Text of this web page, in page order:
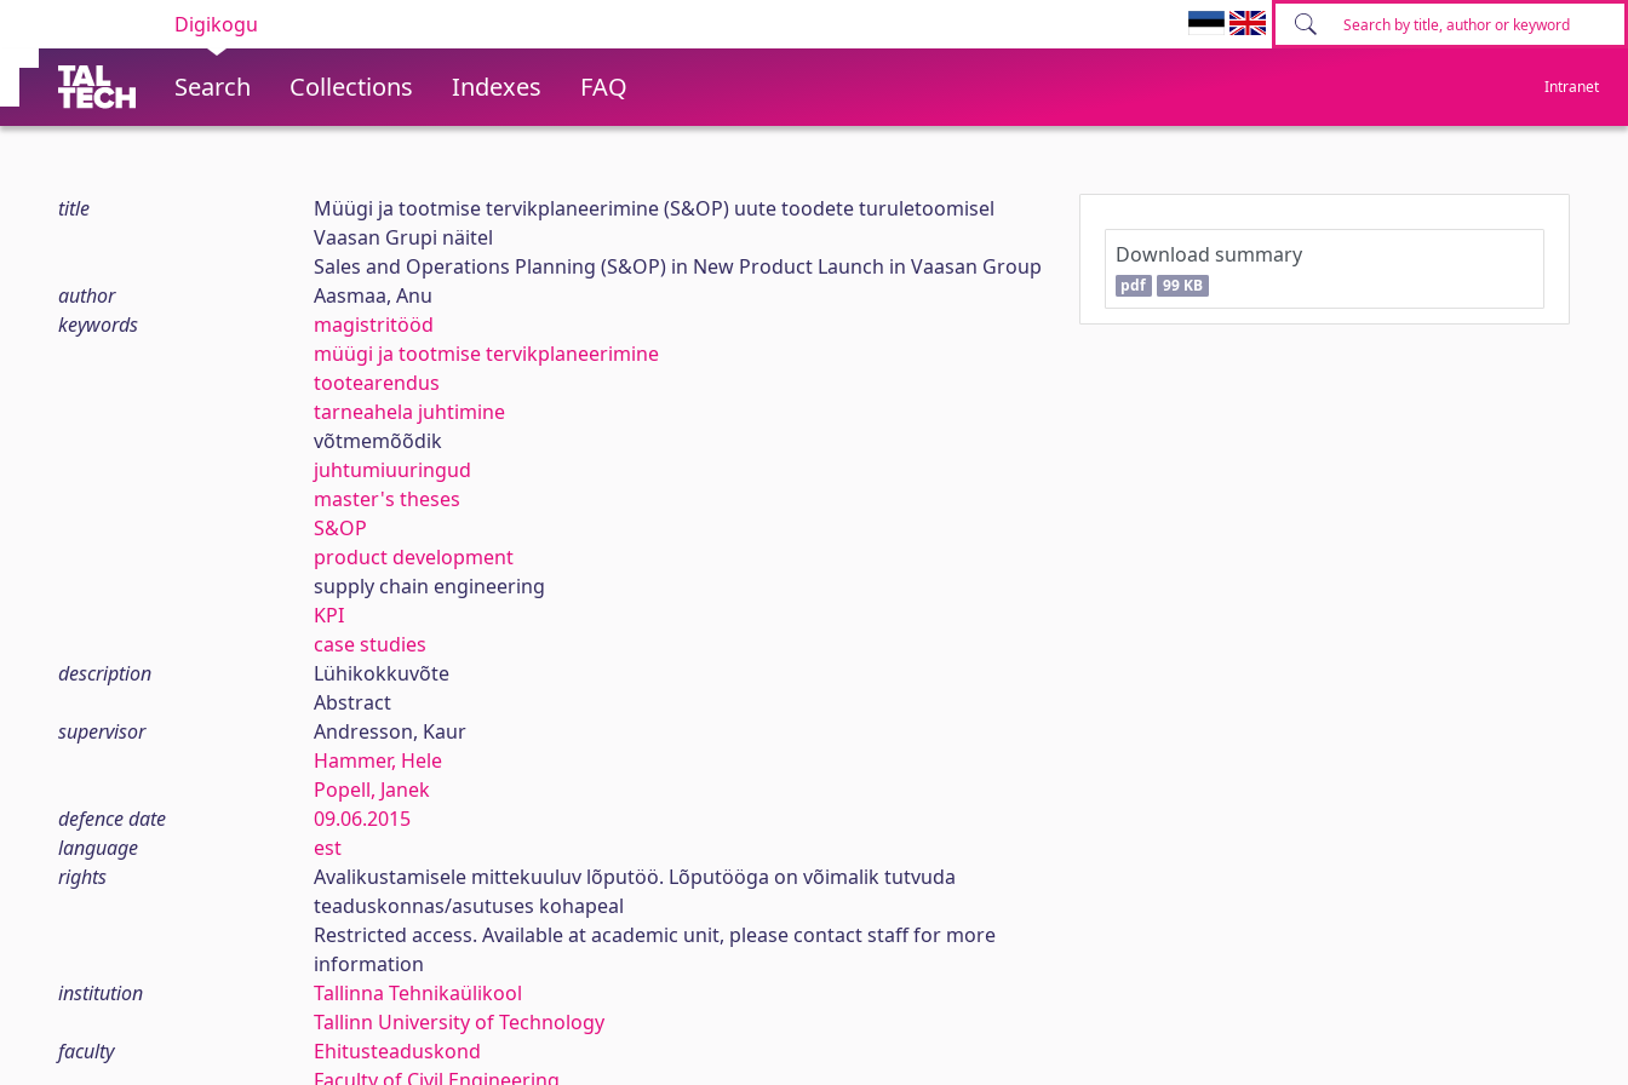
Digikogu
Search Collections Indexes FAQ Intranet
title
Müügi ja tootmise tervikplaneerimine (S&OP) uute toodete turuletoomisel
Vaasan Grupi näitel
Sales and Operations Planning (S&OP) in New Product Launch in Vaasan Group
author
Aasmaa, Anu
keywords
magistritööd
müügi ja tootmise tervikplaneerimine
tootearendus
tarneahela juhtimine
võtmemõõdik
juhtumiuuringud
master's theses
S&OP
product development
supply chain engineering
KPI
case studies
description
Lühikokkuvõte
Abstract
supervisor
Andresson, Kaur
Hammer, Hele
Popell, Janek
defence date
09.06.2015
language
est
rights
Avalikustamisele mittekuuluv lõputöö. Lõputööga on võimalik tutvuda
teaduskonnas/asutuses kohapeal
Restricted access. Available at academic unit, please contact staff for more
information
institution
Tallinna Tehnikaülikool
Tallinn University of Technology
faculty
Ehitusteaduskond
Download summary
pdf 99 KB